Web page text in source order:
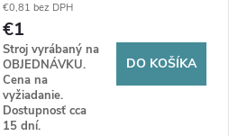
€0,81 bez DPH
€1
Stroj vyrábaný na
OBJEDNÁVKU.
Cena na
vyžiadanie.
Dostupnosť cca
15 dní.
DO KOŠÍKA